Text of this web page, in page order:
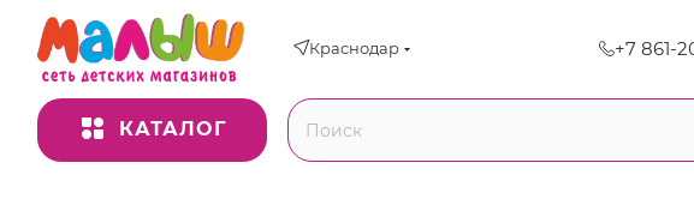
Краснодар +7 861-
КАТАЛОГ